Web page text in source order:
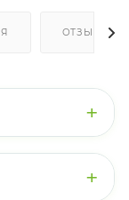
ОТЗЫВЫ
+
Калий и
+